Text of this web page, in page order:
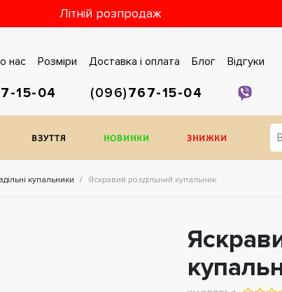
Літній розпродаж
нас Розміри Доставка i оплата Блог Відгуки
15-04 (096)767-15-04
ВЗУТТЯ НОВИНКИ ЗНИЖКИ
купальники Яскравий роздільний купальник